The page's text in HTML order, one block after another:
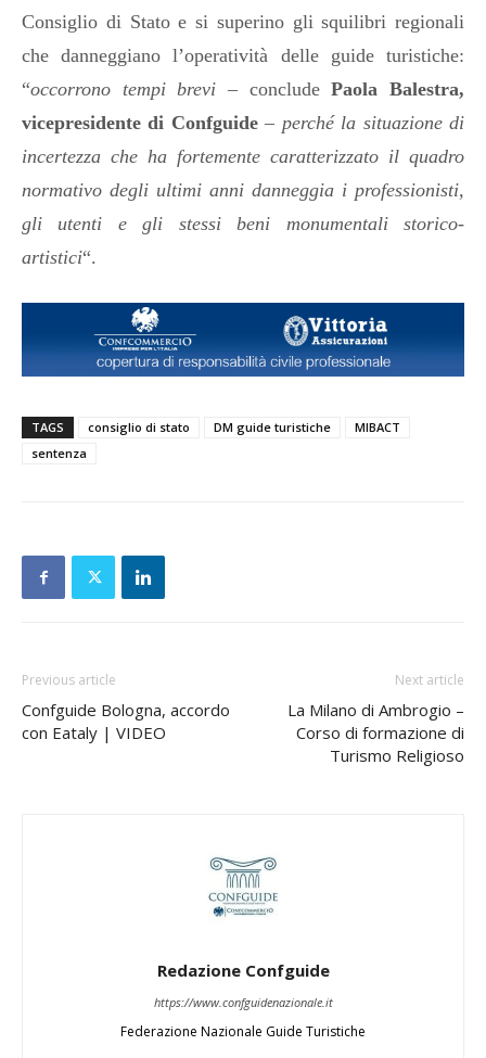
Consiglio di Stato e si superino gli squilibri regionali
che danneggiano l’operatività delle guide turistiche:
“occorrono tempi brevi – concludePaola Balestra,
vicepresidente di Confguide– perché la situazione di
incertezza che ha fortemente caratterizzato il quadro
normativo degli ultimi anni danneggia i professionisti,
gli utenti e gli stessi beni monumentali storico-
artistici“.
TAGS consiglio di stato DM guide turistiche
MIBACT
sentenza
Previous article
Confguide Bologna, accordo
con Eataly | VIDEO
Next article
La Milano di Ambrogio –
Corso di formazione di
Turismo Religioso
Redazione Confguide
https://www.confguidenazionale.it
Federazione Nazionale Guide Turistiche